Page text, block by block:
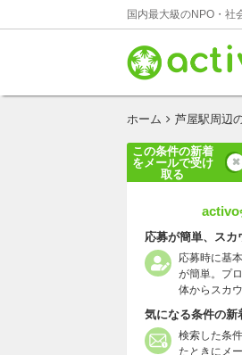
国内最大級のNPO・社
ホーム 芦屋駅周辺
この条件の新着
をメールで受け
取る
activo
応募が簡単、スカ
応募時に基
が簡単。プ
体からスカ
気になる条件の新
検索した条
たときにメ